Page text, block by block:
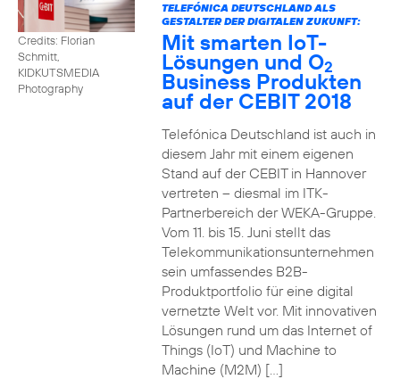
Credits: Florian
Schmitt,
KIDKUTSMEDIA
Photography
TELEFÓNICA DEUTSCHLAND ALS
GESTALTER DER DIGITALEN ZUKUNFT:
Mit smarten IoT-
Lösungen und O2
Business Produkten
auf der CEBIT 2018
Telefónica Deutschland ist auch in
diesem Jahr mit einem eigenen
Stand auf der CEBIT in Hannover
vertreten – diesmal im ITK-
Partnerbereich der WEKA-Gruppe.
Vom 11. bis 15. Juni stellt das
Telekommunikationsunternehmen
sein umfassendes B2B-
Produktportfolio für eine digital
vernetzte Welt vor. Mit innovativen
Lösungen rund um das Internet of
Things (IoT) und Machine to
Machine (M2M) […]